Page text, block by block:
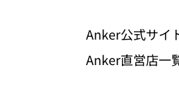
Anker公式サイ
Anker直営店一